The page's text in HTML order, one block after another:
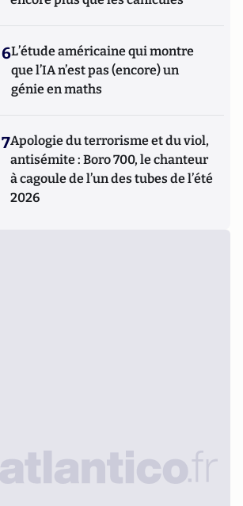
6L’étude américaine qui montre
que l’IA n’est pas (encore) un
génie en maths
7Apologie du terrorisme et du viol,
antisémite : Boro 700, le chanteur
à cagoule de l’un des tubes de l’été
2026